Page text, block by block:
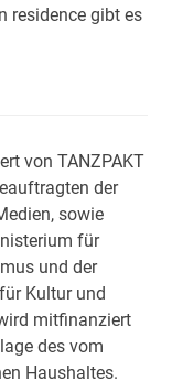
residence gibt es
von TANZPAKT
der
sowie
für
und der
Kultur und
mitfinanziert
des vom
Haushaltes.